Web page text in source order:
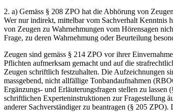
2. a) Gemäss § 208 ZPO hat die Abhörung von
Wer nur indirekt, mittelbar vom Sachverhalt Kenntnis
von Zeugen zu Wahrnehmungen vom Hörensagen
Frage, zu deren Wahrnehmung oder Beurteilung
Zeugen sind gemäss § 214 ZPO vor ihrer
Pflichten aufmerksam gemacht und auf die
Zeugen schriftlich festzuhalten. Die Aufzeichnungen
massgebend, nicht allfällige Tonbandaufnahmen
Ergänzungs- und Erläuterungsfragen stellen zu
schriftlichen Experteninstruktionen zur Fragestellung
anderer Sachverständiger zu beantragen (§ 205